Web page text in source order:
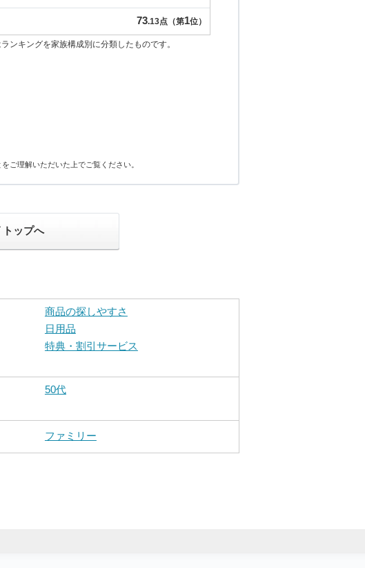
73.13点（第1位）
ンキングを家族構成別に分類したものです。
ご理解いただいた上でご覧ください。
トップへ
商品の探しやすさ
日用品
特典・割引サービス
50代
ファミリー